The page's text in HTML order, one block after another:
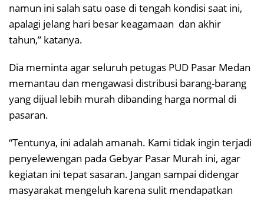
namun ini salah satu oase di tengah kondisi saat ini,
apalagi jelang hari besar keagamaan dan akhir
tahun,” katanya.
Dia meminta agar seluruh petugas PUD Pasar Medan
memantau dan mengawasi distribusi barang-barang
yang dijual lebih murah dibanding harga normal di
pasaran.
“Tentunya, ini adalah amanah. Kami tidak ingin terjadi
penyelewengan pada Gebyar Pasar Murah ini, agar
kegiatan ini tepat sasaran. Jangan sampai didengar
masyarakat mengeluh karena sulit mendapatkan